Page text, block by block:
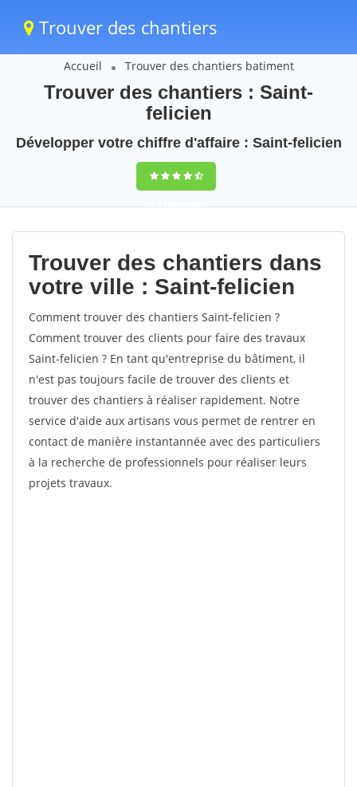
Trouver des chantiers
Accueil Trouver des chantiers batiment
Trouver des chantiers : Saint-
felicien
Développer votre chiffre d'affaire : Saint-felicien
9,5(100%)62
votes
Trouver des chantiers dans
votre ville : Saint-felicien
Comment trouver des chantiers Saint-felicien ?
Comment trouver des clients pour faire des travaux
Saint-felicien ? En tant qu'entreprise du bâtiment, il
n'est pas toujours facile de trouver des clients et
trouver des chantiers à réaliser rapidement. Notre
service d'aide aux artisans vous permet de rentrer en
contact de manière instantannée avec des particuliers
à la recherche de professionnels pour réaliser leurs
projets travaux.